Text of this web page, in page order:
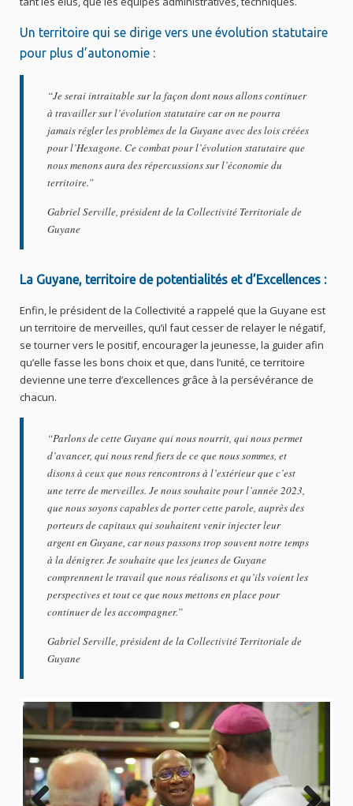
Un territoire qui se dirige vers une évolution statutaire
pour plus d’autonomie :
“Je serai intraitable sur la façon dont nous allons continuer
à travailler sur l’évolution statutaire car on ne pourra
jamais régler les problèmes de la Guyane avec des lois créées
pour l’Hexagone. Ce combat pour l’évolution statutaire que
nous menons aura des répercussions sur l’économie du
territoire.”
Gabriel Serville, président de la Collectivité Territoriale de
Guyane
La Guyane, territoire de potentialités et d’Excellences :
Enfin, le président de la Collectivité a rappelé que la Guyane est
un territoire de merveilles, qu’il faut cesser de relayer le négatif,
se tourner vers le positif, encourager la jeunesse, la guider afin
qu’elle fasse les bons choix et que, dans l’unité, ce territoire
devienne une terre d’excellences grâce à la persévérance de
chacun.
“Parlons de cette Guyane qui nous nourrit, qui nous permet
d’avancer, qui nous rend fiers de ce que nous sommes, et
disons à ceux que nous rencontrons à l’extérieur que c’est
une terre de merveilles. Je nous souhaite pour l’année 2023,
que nous soyons capables de porter cette parole, auprès des
porteurs de capitaux qui souhaitent venir injecter leur
argent en Guyane, car nous passons trop souvent notre temps
à la dénigrer. Je souhaite que les jeunes de Guyane
comprennent le travail que nous réalisons et qu’ils voient les
perspectives et tout ce que nous mettons en place pour
continuer de les accompagner.”
Gabriel Serville, président de la Collectivité Territoriale de
Guyane